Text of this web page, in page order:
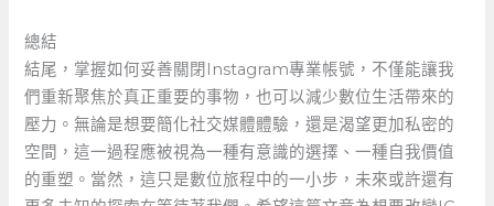
總結
結尾，掌握如何妥善關閉Instagram專業帳號，不僅能讓我
們重新聚焦於真正重要的事物，也可以減少數位生活帶來的
壓力。無論是想要簡化社交媒體體驗，還是渴望更加私密的
空間，這一過程應被視為一種有意識的選擇、一種自我價值
的重塑。當然，這只是數位旅程中的一小步，未來或許還有